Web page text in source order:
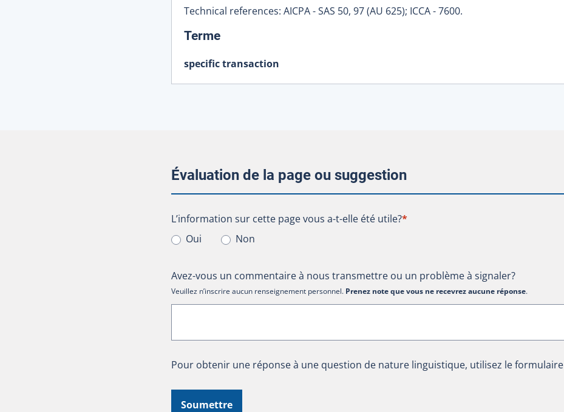
Technical references: AICPA - SAS 50, 97 (AU 625); ICCA - 7600.
Terme:
specific transaction
Évaluation de la page ou suggestion
L’information sur cette page vous a-t-elle été utile?
L’information sur cette page vous a-t-elle été utile?*
Oui
Non
Avez-vous un commentaire à nous transmettre ou un problème à signaler?
Veuillez n’inscrire aucun renseignement personnel. Prenez note que vous ne recevrez aucune réponse.
Pour obtenir une réponse à une question de nature linguistique, utilisez le formulaire
Soumettre